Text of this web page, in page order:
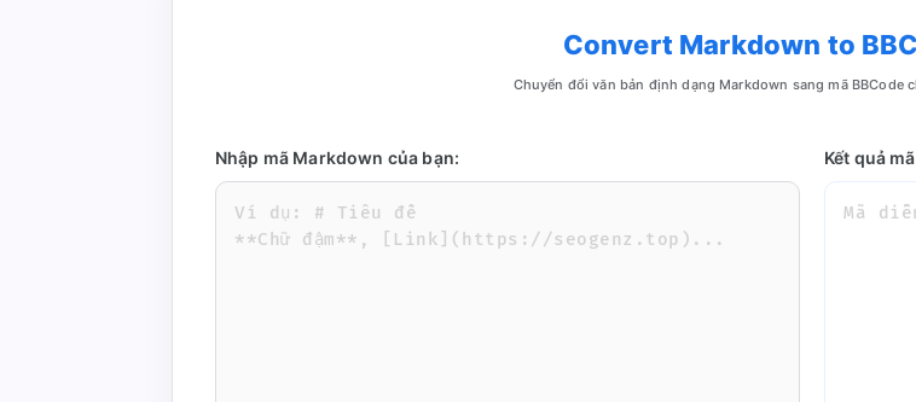
Convert Markdown to
Chuyển đổi văn bản định dạng Markdown sang mã BBCode
Nhập mã Markdown của bạn: Kết quả